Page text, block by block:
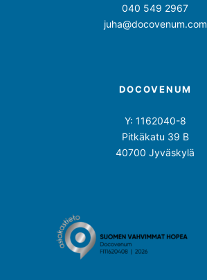
040 549 2967
juha@docovenum.com
DOCOVENUM
Y: 1162040-8
Pitkäkatu 39 B
40700 Jyväskylä